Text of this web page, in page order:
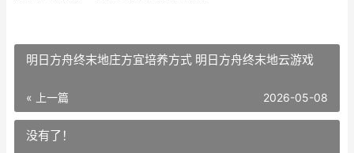
明日方舟终末地庄方宜培养方式 明日方舟终末地云游戏
« 上一篇 2026-05-08
没有了！